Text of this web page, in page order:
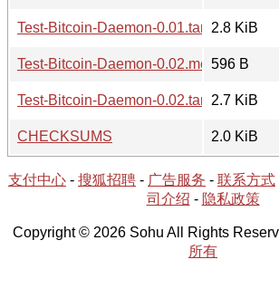
Test-Bitcoin-Daemon-0.01.tar.gz2.8 KiB
Test-Bitcoin-Daemon-0.02.meta596 B
Test-Bitcoin-Daemon-0.02.tar.gz2.7 KiB
CHECKSUMS
2.0 KiB
支付中心 - 搜狐招聘 - 广告服务 - 联系方式
司介绍 - 隐私政策
Copyright © 2026 Sohu All Rights
所有